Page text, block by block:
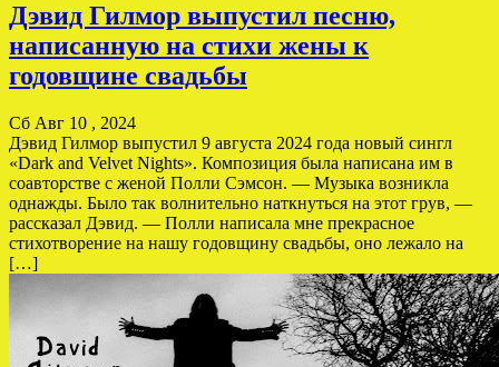
Дэвид Гилмор выпустил песню,
написанную на стихи жены к
годовщине свадьбы
Сб Авг 10 , 2024
Дэвид Гилмор выпустил 9 августа 2024 года новый сингл
«Dark and Velvet Nights». Композиция была написана им в
соавторстве с женой Полли Сэмсон. — Музыка возникла
однажды. Было так волнительно наткнуться на этот грув, —
рассказал Дэвид. — Полли написала мне прекрасное
стихотворение на нашу годовщину свадьбы, оно лежало на
[…]